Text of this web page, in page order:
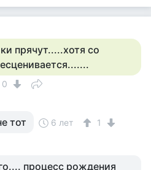
прячут.....хотя со
0
тот 6 лет 1
процесс рождения